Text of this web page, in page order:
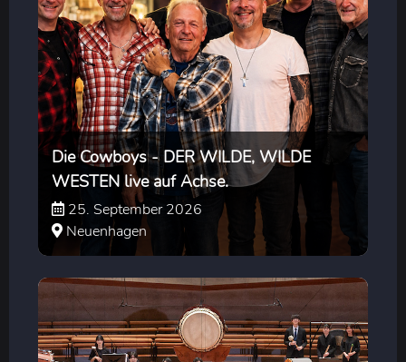
Die Cowboys - DER WILDE, WILDE
WESTEN live auf Achse.
25. September 2026
Neuenhagen